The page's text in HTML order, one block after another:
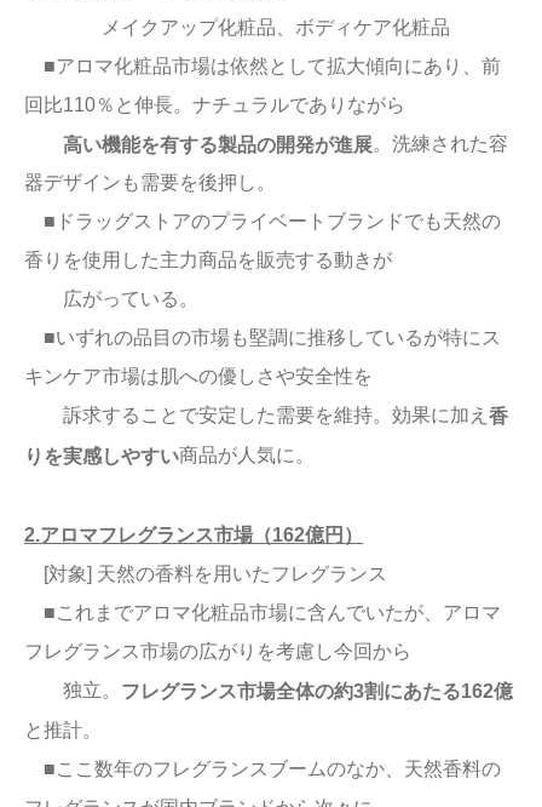
メイクアップ化粧品、ボディケア化粧品
■アロマ化粧品市場は依然として拡大傾向にあり、前
回比110％と伸長。ナチュラルでありながら
高い機能を有する製品の開発が進展。洗練された容
器デザインも需要を後押し。
■ドラッグストアのプライベートブランドでも天然の
香りを使用した主力商品を販売する動きが
広がっている。
■いずれの品目の市場も堅調に推移しているが特にス
キンケア市場は肌への優しさや安全性を
訴求することで安定した需要を維持。効果に加え 香
りを実感しやすい商品が人気に。
2.アロマフレグランス市場（162億円）
[対象] 天然の香料を用いたフレグランス
■これまでアロマ化粧品市場に含んでいたが、アロマ
フレグランス市場の広がりを考慮し今回から
独立。 フレグランス市場全体の約3割にあたる162億
と推計。
■ここ数年のフレグランスブームのなか、天然香料の